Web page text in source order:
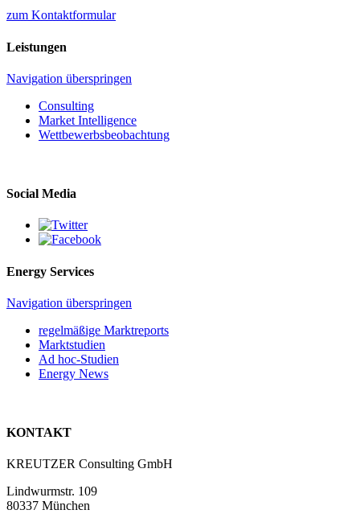
zum Kontaktformular
Leistungen
Navigation überspringen
Consulting
Market Intelligence
Wettbewerbs­beobachtung
Social Media
Energy Services
Navigation überspringen
regelmäßige Marktreports
Marktstudien
Ad hoc-Studien
Energy News
KONTAKT
KREUTZER Consulting GmbH
Lindwurmstr. 109
80337 München